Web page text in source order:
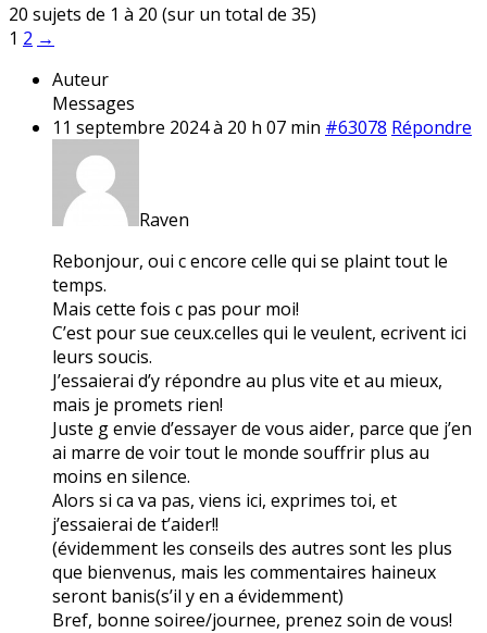
20 sujets de 1 à 20 (sur un total de 35)
1 2 →
Auteur
Messages
11 septembre 2024 à 20 h 07 min #63078 Répondre
Raven
Rebonjour, oui c encore celle qui se plaint tout le
temps.
Mais cette fois c pas pour moi!
C’est pour sue ceux.celles qui le veulent, ecrivent ici
leurs soucis.
J’essaierai d’y répondre au plus vite et au mieux,
mais je promets rien!
Juste g envie d’essayer de vous aider, parce que j’en
ai marre de voir tout le monde souffrir plus au
moins en silence.
Alors si ca va pas, viens ici, exprimes toi, et
j’essaierai de t’aider!!
(évidemment les conseils des autres sont les plus
que bienvenus, mais les commentaires haineux
seront banis(s’il y en a évidemment)
Bref, bonne soiree/journee, prenez soin de vous!